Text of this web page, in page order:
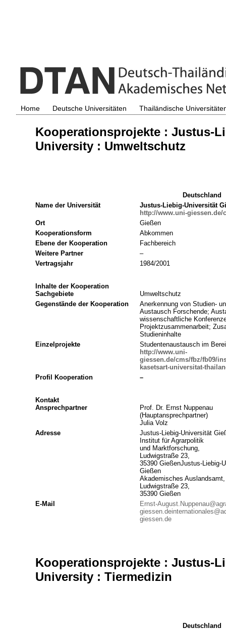
Home Deutsche Universitäten Thailändische
Kooperationsprojekte : Justus-
University : Umweltschutz
Deutschland
Name der Universität
Justus-Liebig-Universität
http://www.uni-giessen.de/
Ort
Gießen
Kooperationsform
Abkommen
Ebene der Kooperation
Fachbereich
Weitere Partner
–
Vertragsjahr
1984/2001
Inhalte der Kooperation
Sachgebiete
Umweltschutz
Gegenstände der Kooperation
Anerkennung von Studien-
Austausch Forschende;
wissenschaftliche
Projektzusammenarbeit;
Studieninhalte
Einzelprojekte
Studentenaustausch im
http://www.uni-
giessen.de/cms/fbz/fb09/
kasetsart-universitat-
Profil Kooperation
–
Kontakt
Ansprechpartner
Prof. Dr. Ernst Nuppenau
(Hauptansprechpartner)
Julia Volz
Adresse
Justus-Liebig-Universität
Institut für Agrarpolitik
und Marktforschung,
Ludwigstraße 23,
35390 GießenJustus-Liebig-
Gießen
Akademisches Auslandsamt,
Ludwigstraße 23,
35390 Gießen
E-Mail
Ernst-
giessen.de
giessen.de
Kooperationsprojekte : Justus-
University : Tiermedizin
Deutschland